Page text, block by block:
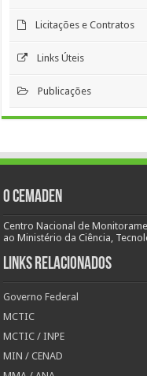
Licitações e Contratos
Links Úteis
Publicações
O Cemaden
Centro Nacional de
ao Ministério da Ciência,
Links Relacionados
Governo Federal
MCTIC
MCTIC / INPE
MIN / CENAD